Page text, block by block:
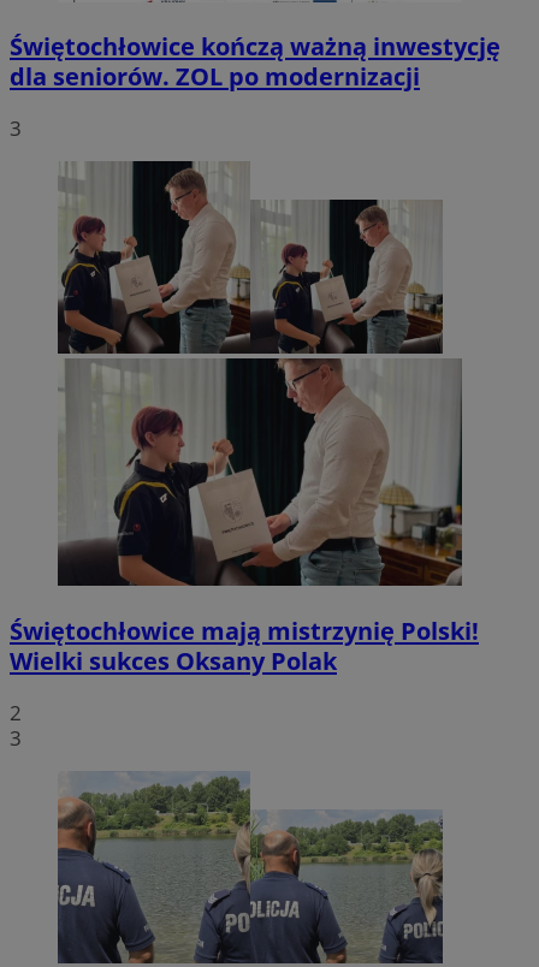
Świętochłowice kończą ważną inwestycję
dla seniorów. ZOL po modernizacji
3
Świętochłowice mają mistrzynię Polski!
Wielki sukces Oksany Polak
2
3